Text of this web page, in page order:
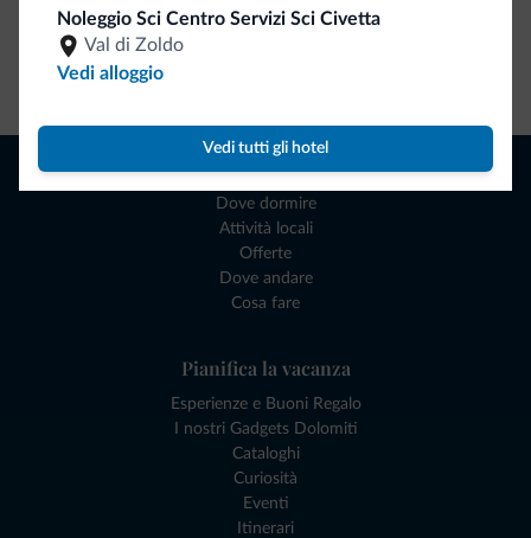
Noleggio Sci Centro Servizi Sci Civetta
Val di Zoldo
Vedi alloggio
Vedi tutti gli hotel
Naviga
Dove dormire
Attività locali
Offerte
Dove andare
Cosa fare
Pianifica la vacanza
Esperienze e Buoni Regalo
I nostri Gadgets Dolomiti
Cataloghi
Curiosità
Eventi
Itinerari